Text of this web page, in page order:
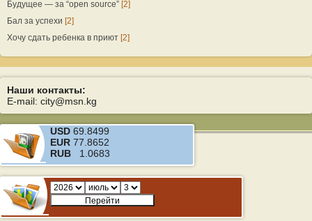
Будущее — за “open source” [2]
Бал за успехи [2]
Хочу сдать ребенка в приют [2]
Наши контакты:
E-mail: city@msn.kg
USD 69.8499
EUR 77.8652
RUB 1.0683